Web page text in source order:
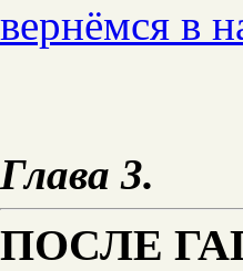
вернёмся в
Глава 3.
ПОСЛЕ